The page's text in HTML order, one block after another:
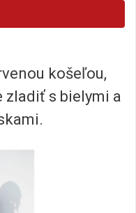
košeľou,
s bielymi a